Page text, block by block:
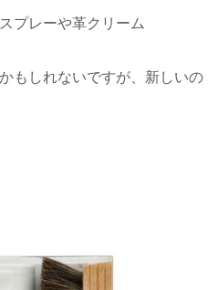
プレーや革クリーム
もしれないですが、新しいの